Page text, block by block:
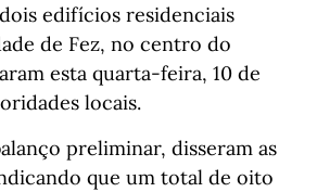
edifícios residenciais
de Fez, no centro do
esta quarta-feira, 10 de
locais.
preliminar, disseram as
que um total de oito